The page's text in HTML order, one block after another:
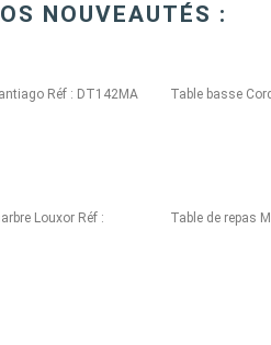
NOUVEAUTÉS :
Réf : DT142MA Table basse
Louxor Réf :
Table de repas